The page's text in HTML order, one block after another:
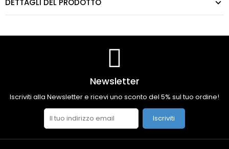
DETTAGLI DEL PRODOTTO
Newsletter
Iscriviti alla Newsletter e ricevi uno sconto del 5% sul tuo ordine!
Iscriviti